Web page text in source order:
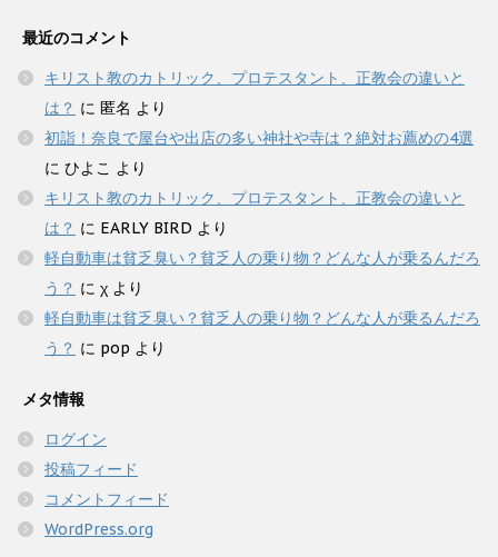
最近のコメント
キリスト教のカトリック、プロテスタント、正教会の違いと
は？ に 匿名 より
初詣！奈良で屋台や出店の多い神社や寺は？絶対お薦めの4選
に ひよこ より
キリスト教のカトリック、プロテスタント、正教会の違いと
は？ に EARLY BIRD より
軽自動車は貧乏臭い？貧乏人の乗り物？どんな人が乗るんだろ
う？ に χ より
軽自動車は貧乏臭い？貧乏人の乗り物？どんな人が乗るんだろ
う？ に pop より
メタ情報
ログイン
投稿フィード
コメントフィード
WordPress.org